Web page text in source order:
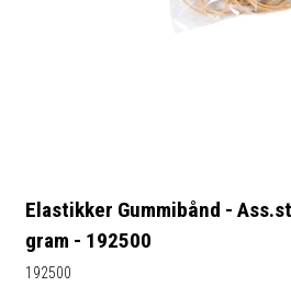
Elastikker Gummibånd -
gram - 192500
192500